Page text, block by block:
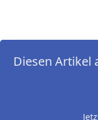
Diesen Artikel